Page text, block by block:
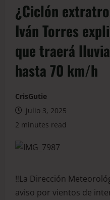
¿Ciclón
Iván Torres
que traerá
hasta 70 km/h
CrisGutie
julio 3, 2025
2 minutes read
‼️La Dirección
aviso por vientos de